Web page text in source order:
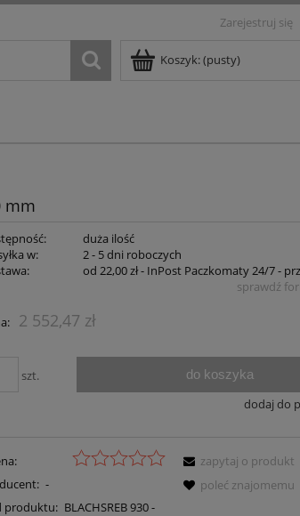
Zarejestruj się
Koszyk:(pusty)
mm
duża ilość
w:
2 - 5 dni roboczych
od 22,00 zł- InPost Paczkomaty 24/7 -
sprawdź
2 552,47 zł
szt. do koszyka
dodaj do
-
produktu: BLACHSREB 930 -
zapytaj o produkt
poleć znajomemu